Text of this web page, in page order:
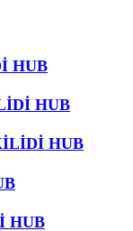
HUB
HUB
HUB
HUB